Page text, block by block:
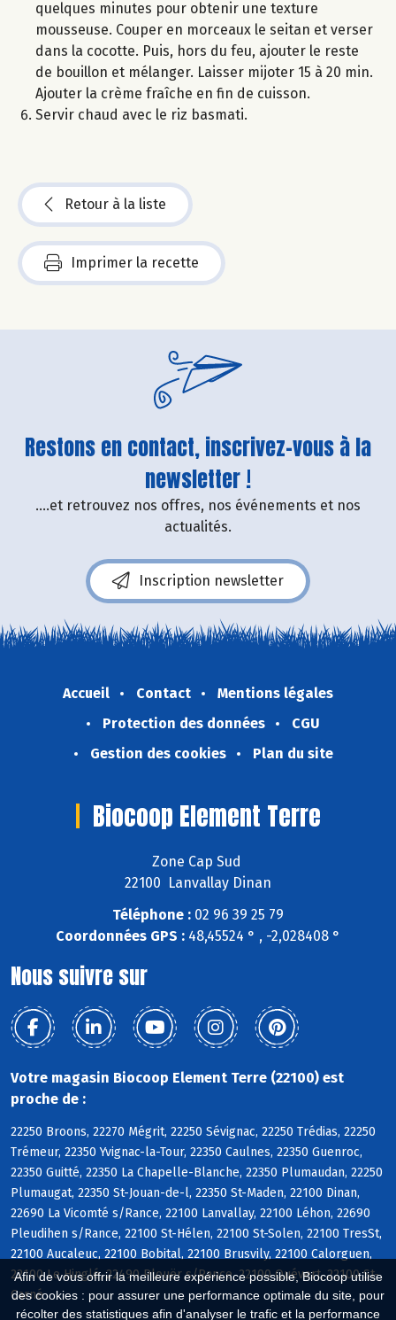
Afin de vous offrir la meilleure expérience possible, Biocoop utilise
des cookies : pour assurer une performance optimale du site, pour
récolter des statistiques afin d'analyser le trafic et la performance
quelques minutes pour obtenir une texture
mousseuse. Couper en morceaux le seitan et verser
dans la cocotte. Puis, hors du feu, ajouter le reste
de bouillon et mélanger. Laisser mijoter 15 à 20 min.
Ajouter la crème fraîche en fin de cuisson.
Servir chaud avec le riz basmati.
Retour à la liste
Imprimer la recette
Restons en contact, inscrivez-vous à la
newsletter !
....et retrouvez nos offres, nos événements et nos
actualités.
Inscription newsletter
Accueil Contact
Mentions légales
Protection des données
CGU
Gestion des cookies
Plan du site
Biocoop Element Terre
Zone Cap Sud
22100 Lanvallay Dinan
Téléphone : 02 96 39 25 79
Coordonnées GPS : 48,45524 ° , -2,028408 °
Nous suivre sur
Votre magasin Biocoop Element Terre (22100) est
proche de :
22250 Broons, 22270 Mégrit, 22250 Sévignac, 22250 Trédias, 22250
Trémeur, 22350 Yvignac-la-Tour, 22350 Caulnes, 22350 Guenroc,
22350 Guitté, 22350 La Chapelle-Blanche, 22350 Plumaudan, 22250
Plumaugat, 22350 St-Jouan-de-l, 22350 St-Maden, 22100 Dinan,
22690 La Vicomté s/Rance, 22100 Lanvallay, 22100 Léhon, 22690
Pleudihen s/Rance, 22100 St-Hélen, 22100 St-Solen, 22100 TresSt,
22100 Aucaleuc, 22100 Bobital, 22100 Brusvily, 22100 Calorguen,
22100 Le Hinglé, 22490 Plouër s/Rance, 22100 Quévert, 22100 St-
Carné